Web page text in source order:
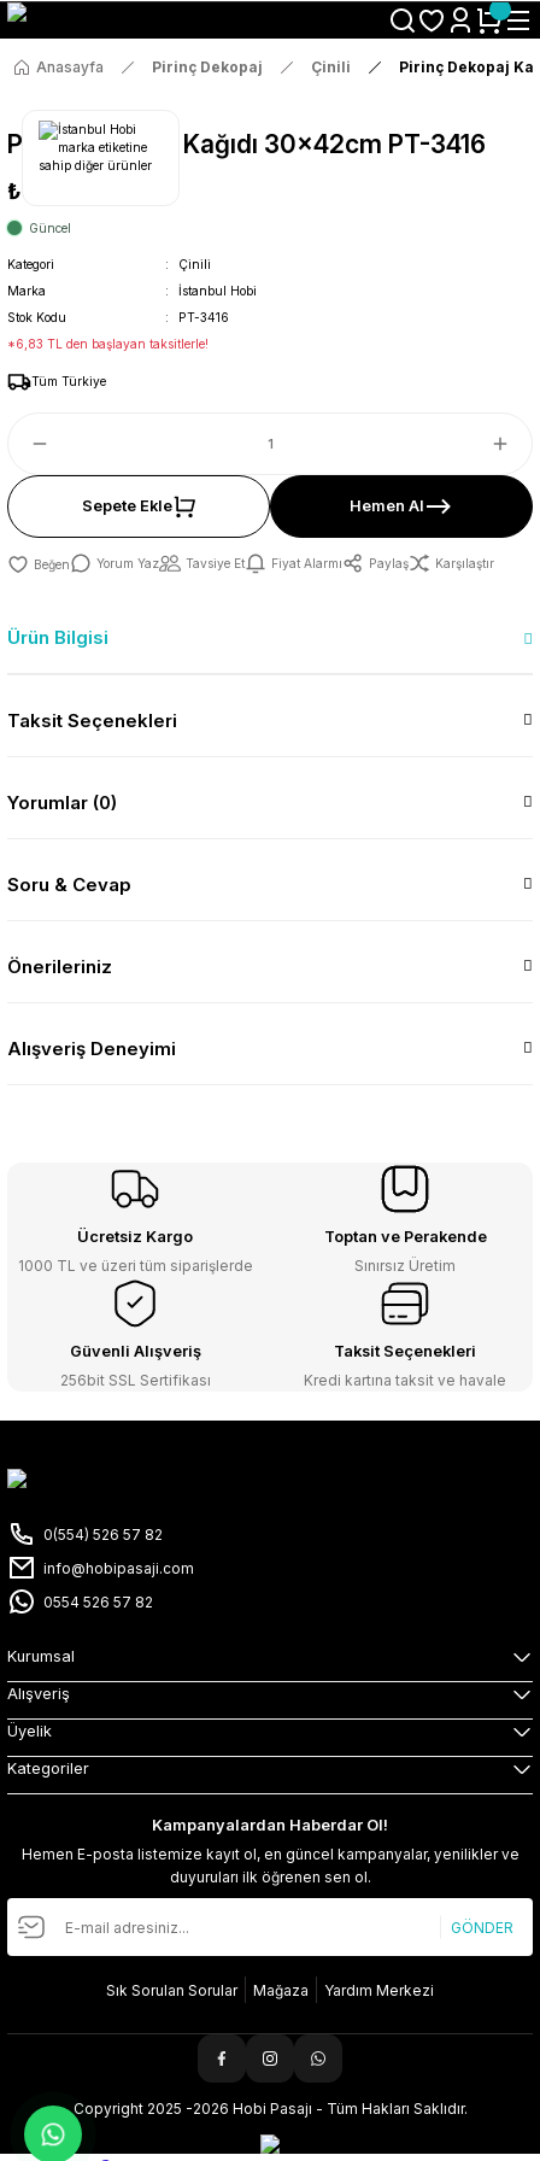
Size Özel "HG10" Koduyla Sepette Hemen %10 İndirimi Kaçırma
Anasayfa Pirinç Dekopaj Çinili Pirinç Dekopaj
Pirinç Dekopaj Kağıdı 30x42cm PT-3416
₺36
Güncel
Kategori
Çinili
Marka
İstanbul Hobi
Stok Kodu
PT-3416
*6,83 TL den başlayan taksitlerle!
Tüm Türkiye
Sepete Ekle Hemen Al
Yorum Yaz Tavsiye Et Fiyat Alarmı Paylaş Karşılaştır
Ürün Bilgisi
Taksit Seçenekleri
Yorumlar (0)
Soru & Cevap
Önerileriniz
Alışveriş Deneyimi
Ücretsiz Kargo
1000 TL ve üzeri tüm siparişlerde
Toptan ve Perakende
Sınırsız Üretim
Güvenli Alışveriş
256bit SSL Sertifikası
Taksit Seçenekleri
Kredi kartına taksit ve havale
0(554) 526 57 82
info@hobipasaji.com
0554 526 57 82
Kurumsal
Alışveriş
Üyelik
Kategoriler
Kampanyalardan Haberdar Ol!
Hemen E-posta listemize kayıt ol, en güncel kampanyalar, yenilikler ve
duyuruları ilk öğrenen sen ol.
GÖNDER
Sık Sorulan Sorular Mağaza Yardım Merkezi
Copyright 2025 -2026 Hobi Pasajı - Tüm Hakları Saklıdır.